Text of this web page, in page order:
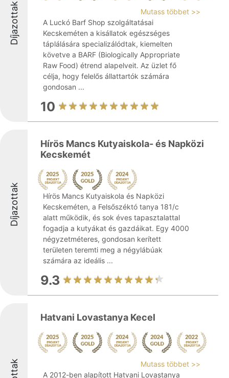
Díjazottak
Mutass többet >>
A Luckó Barf Shop szolgáltatásai
Kecskeméten a kisállatok egészséges
táplálására specializálódtak, kiemelten
követve a BARF (Biologically Appropriate
Raw Food) étrend alapelveit. Az üzlet fő
célja, hogy felelős állattartók számára
gondosan ...
10
Díjazottak
Hírös Mancs Kutyaiskola- és Napközi
Kecskemét
Hírös Mancs Kutyaiskola és Napközi
Kecskeméten, a Felsőszéktó tanya 181/c
alatt működik, és sok éves tapasztalattal
fogadja a kutyákat és gazdáikat. Egy 4000
négyzetméteres, gondosan kerített
területen teremti meg a négylábúak
számára az ideális ...
9.3
Hatvani Lovastanya Kecel
Mutass többet >>
A 2012-ben alapított Hatvani Lovastanya